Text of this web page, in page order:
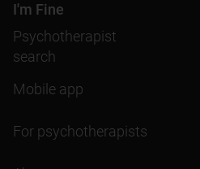
I'm Fine
Psychotherapist
search
Mobile app
For psychotherapists